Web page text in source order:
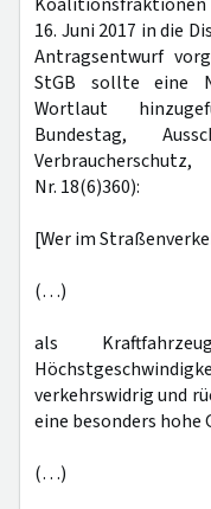
16. Juni 2017 in die
Antragsentwurf
StGB sollte eine
Wortlaut
Bundestag,
Nr. 18(6)360):
[Wer im
(…)
als
verkehrswidrig und
eine besonders hohe
(…)